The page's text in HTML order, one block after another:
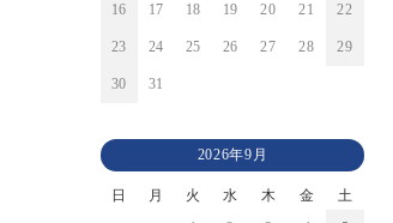
プライバシーポリシー
お問い合わせ
16 17 18 19 20 21 22
23 24 25 26 27 28 29
30 31
2026年9月
日 月 火 水 木 金
土